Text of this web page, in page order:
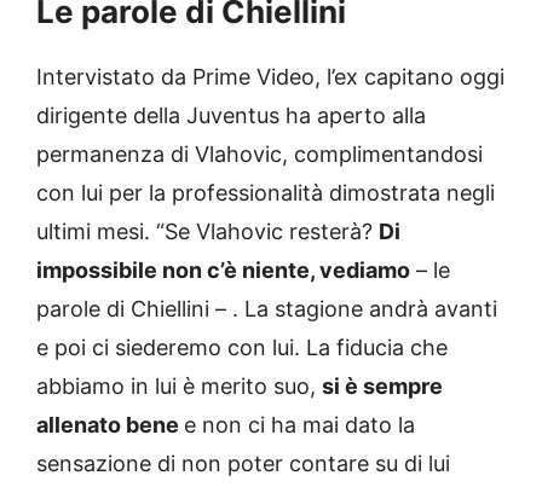
Le parole di Chiellini
Intervistato da Prime Video, l’ex capitano oggi
dirigente della Juventus ha aperto alla
permanenza di Vlahovic, complimentandosi
con lui per la professionalità dimostrata negli
ultimi mesi. “Se Vlahovic resterà? Di
impossibile non c’è niente, vediamo – le
parole di Chiellini – . La stagione andrà avanti
e poi ci siederemo con lui. La fiducia che
abbiamo in lui è merito suo, si è sempre
allenato bene e non ci ha mai dato la
sensazione di non poter contare su di lui